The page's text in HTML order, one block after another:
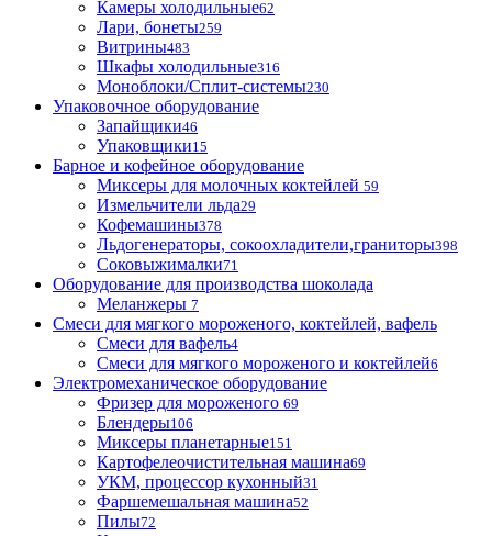
Камеры холодильные62
Лари, бонеты259
Витрины483
Шкафы холодильные316
Моноблоки/Сплит-системы230
Упаковочное оборудование
Запайщики46
Упаковщики15
Барное и кофейное оборудование
Миксеры для молочных коктейлей 59
Измельчители льда29
Кофемашины378
Льдогенераторы, сокоохладители,граниторы398
Соковыжималки71
Оборудование для производства шоколада
Меланжеры 7
Смеси для мягкого мороженого, коктейлей, вафель
Смеси для вафель4
Смеси для мягкого мороженого и коктейлей6
Электромеханическое оборудование
Фризер для мороженого 69
Блендеры106
Миксеры планетарные151
Картофелеочистительная машина69
УКМ, процессор кухонный31
Фаршемешальная машина52
Пилы72